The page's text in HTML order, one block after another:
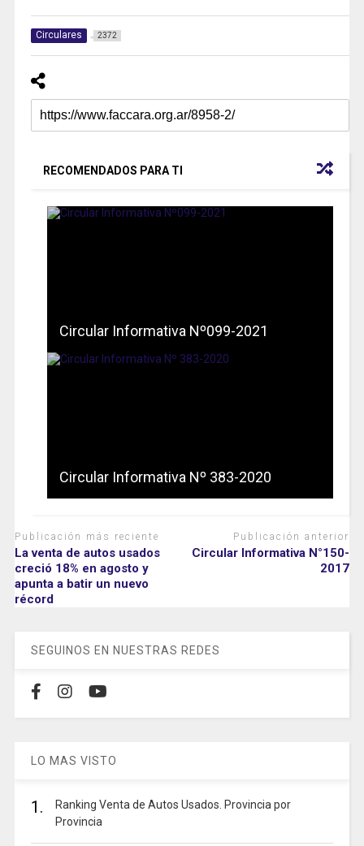
Circulares 2372
RECOMENDADOS PARA TI
Circular Informativa Nº099-2021
Circular Informativa Nº 383-2020
Publicación más reciente
La venta de autos usados
creció 18% en agosto y
apunta a batir un nuevo
récord
Publicación anterior
Circular Informativa N°150-
2017
SEGUINOS EN NUESTRAS REDES
LO MAS VISTO
1.
Ranking Venta de Autos Usados. Provincia por
Provincia